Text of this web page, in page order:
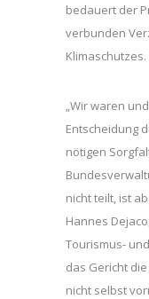
bedauert der
verbunden
Klimaschutzes.
„Wir waren
Entscheidung
nötigen
nicht teilt, ist
Hannes
Tourismus-
das Gericht
nicht selbst